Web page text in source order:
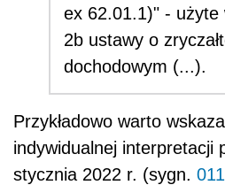
ex 62.01.1)" - użyte
2b ustawy o
dochodowym (...).
Przykładowo warto
indywidualnej interpretacji
stycznia 2022 r. (sygn.